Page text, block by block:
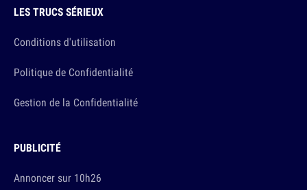
LES TRUCS SÉRIEUX
Conditions d'utilisation
Politique de Confidentialité
Gestion de la Confidentialité
PUBLICITÉ
Annoncer sur 10h26